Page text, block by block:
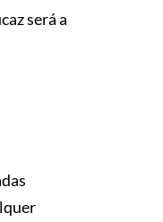
será a